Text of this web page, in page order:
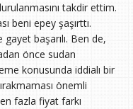
takdir ettim.
beni epey şaşırttı.
başarılı. Ben de,
önce sudan
konusunda iddialı bir
önemli
fazla fiyat farkı